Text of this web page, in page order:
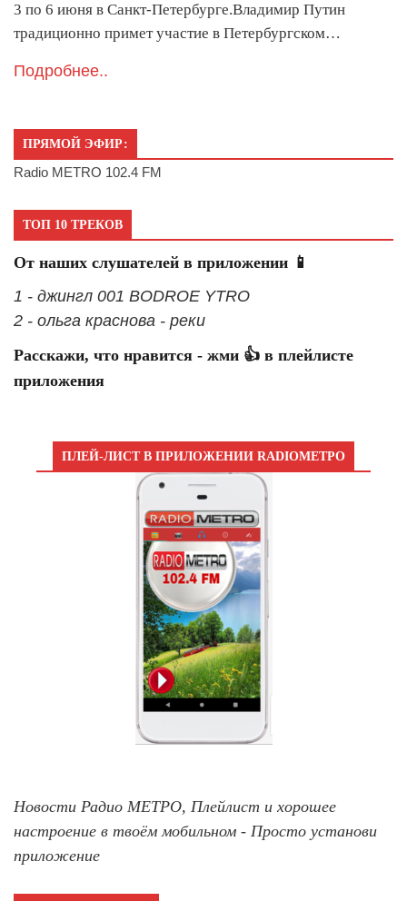
3 по 6 июня в Санкт-Петербурге.Владимир Путин
традиционно примет участие в Петербургском…
Подробнее..
ПРЯМОЙ ЭФИР:
Radio METRO 102.4 FM
ТОП 10 ТРЕКОВ
От наших слушателей в приложении 📱
1 - джингл 001 BODROE YTRO
2 - ольга краснова - реки
Расскажи, что нравится - жми 👍 в плейлисте
приложения
ПЛЕЙ-ЛИСТ В ПРИЛОЖЕНИИ RADIOМЕТРО
Новости Радио МЕТРО, Плейлист и хорошее
настроение в твоём мобильном - Просто установи
приложение